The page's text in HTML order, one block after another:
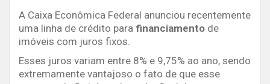
A Caixa Econômica Federal anunciou recentemente
uma linha de crédito para financiamento de
imóveis com juros fixos.
Esses juros variam entre 8% e 9,75% ao ano, sendo
extremamente vantajoso o fato de que esse